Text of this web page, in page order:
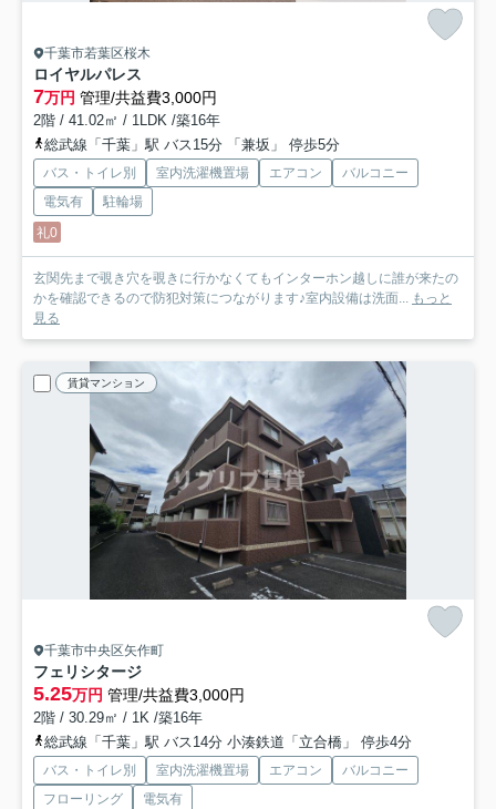
千葉市若葉区桜木
ロイヤルパレス
7万円 管理/共益費3,000円
2階 / 41.02㎡ / 1LDK /築16年
総武線「千葉」駅 バス15分 「兼坂」 停歩5分
バス・トイレ別 室内洗濯機置場 エアコン
バルコニー
電気有
駐輪場
礼0
玄関先まで覗き穴を覗きに行かなくてもインターホン越しに誰が来たの
かを確認できるので防犯対策につながります♪室内設備は洗面... もっと
見る
賃貸マンション
千葉市中央区矢作町
フェリシタージ
5.25万円 管理/共益費3,000円
2階 / 30.29㎡ / 1K /築16年
総武線「千葉」駅 バス14分 小湊鉄道「立合橋」 停歩4分
バス・トイレ別 室内洗濯機置場 エアコン
バルコニー
フローリング
電気有